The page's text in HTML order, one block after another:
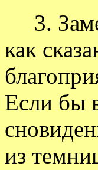
3.
как
Если бы
из